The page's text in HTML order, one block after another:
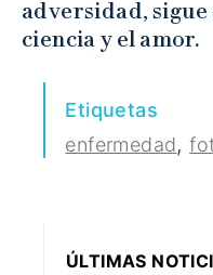
adversidad,
ciencia y el amor.
Etiquetas
enfermedad,
ÚLTIMAS